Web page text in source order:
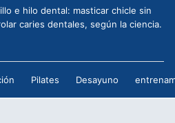
e hilo dental: masticar chicle sin
caries dentales, según la ciencia.
Pilates Desayuno